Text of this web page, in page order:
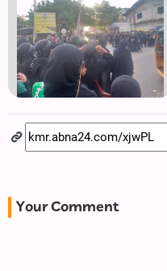
Your Comment